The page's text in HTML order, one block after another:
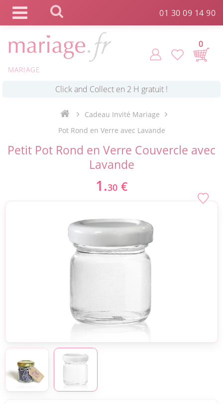
01 30 09 14 90
MARIAGE
0
Commande expédiée en 24h ! *
Livraison point relais gratuit dès 89 € !*
Payez votre commande en 4X sans frais
Cadeau Invité Mariage
Pot Rond en Verre avec Lavande
Petit Pot Rond en Verre Couvercle avec
Lavande
1.30 €
Panneau de gestion des cookies